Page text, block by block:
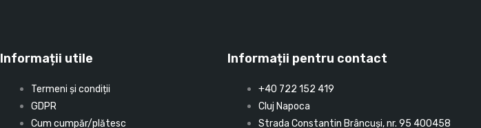
Informații utile
Termeni și condiții
GDPR
Cum cumpăr/plătesc
Informații pentru contact
+40 722 152 419
Cluj Napoca
Strada Constantin Brâncuşi, nr. 95 400458